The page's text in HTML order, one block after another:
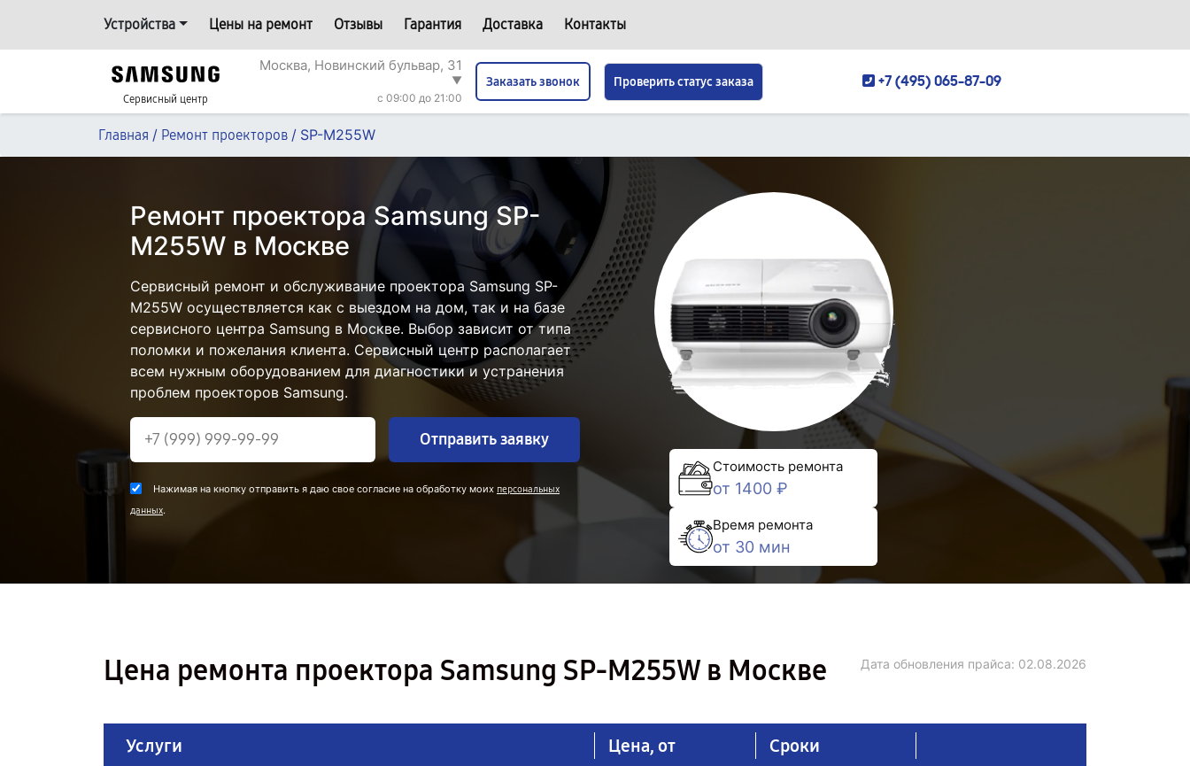
Устройства Цены на ремонт Отзывы Гарантия Доставка Контакты
Сервисный центр
Москва, Новинский бульвар, 31
▼
c 09:00 до 21:00
Заказать звонок Проверить статус заказа +7 (495) 065-87-09
Главная / Ремонт проекторов / SP-M255W
Ремонт проектора Samsung SP-
M255W в Москве
Сервисный ремонт и обслуживание проектора Samsung SP-
M255W осуществляется как с выездом на дом, так и на базе
сервисного центра Samsung в Москве. Выбор зависит от типа
поломки и пожелания клиента. Сервисный центр располагает
всем нужным оборудованием для диагностики и устранения
проблем проекторов Samsung.
Отправить заявку
Нажимая на кнопку отправить я даю свое согласие на обработку моих персональных
данных.
Стоимость ремонта
от 1400 ₽
Время ремонта
от 30 мин
Цена ремонта проектора Samsung SP-M255W в Москве Дата обновления прайса: 02.08.2026
Услуги Цена, от Сроки